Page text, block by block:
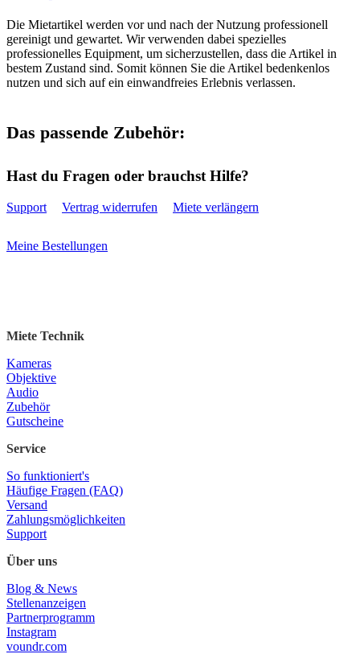
Die Mietartikel werden vor und nach der Nutzung professionell
gereinigt und gewartet. Wir verwenden dabei spezielles
professionelles Equipment, um sicherzustellen, dass die Artikel in
bestem Zustand sind. Somit können Sie die Artikel bedenkenlos
nutzen und sich auf ein einwandfreies Erlebnis verlassen.
Das passende Zubehör:
Hast du Fragen oder brauchst Hilfe?
Support Vertrag widerrufen Miete verlängern
Meine Bestellungen
Miete Technik
Kameras
Objektive
Audio
Zubehör
Gutscheine
Service
So funktioniert's
Häufige Fragen (FAQ)
Versand
Zahlungsmöglichkeiten
Support
Über uns
Blog & News
Stellenanzeigen
Partnerprogramm
Instagram
voundr.com